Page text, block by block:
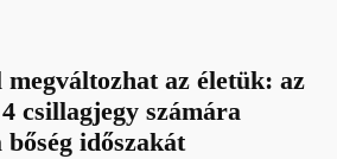
az életük: az
csillagjegy számára
időszakát